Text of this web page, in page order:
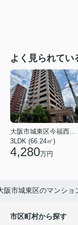
よく見られてい
大阪市城東区今福西６丁目
3LDK (66.24㎡)
4,280万円
阪市城東区のマンショ
市区町村から探す